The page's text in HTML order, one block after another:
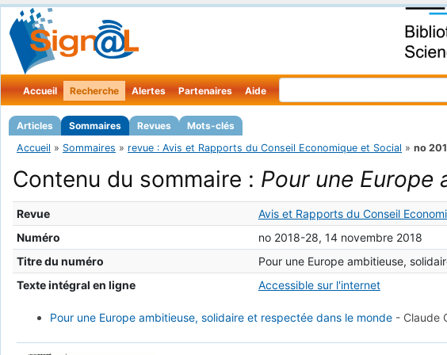
Accueil Recherche
Articles Sommaires Revues Mots-clés
Alertes Partenaires Aide
Accueil » Sommaires » revue : Avis et Rapports du Conseil Economique et Social » no
Contenu du sommaire : Pour une
Revue
Avis et Rapports du Conseil
Numéro
no 2018-28, 14 novembre 2018
Titre du numéro
Pour une Europe ambitieuse,
Texte intégral en ligne
Accessible sur l'internet
Pour une Europe ambitieuse, solidaire et respectée dans le monde- Claude